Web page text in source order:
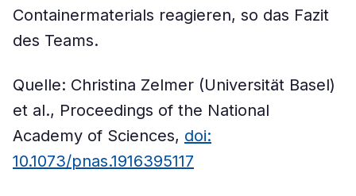
Containermaterials reagieren, so das Fazit
des Teams.
Quelle: Christina Zelmer (Universität Basel)
et al., Proceedings of the National
Academy of Sciences, doi:
10.1073/pnas.1916395117